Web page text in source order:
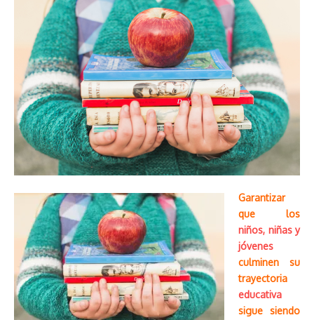
Garantizar
que los
niños, niñas y
jóvenes
culminen su
trayectoria
educativa
sigue siendo